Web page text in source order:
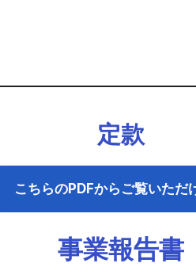
定款
こちらのPDFからご覧いただ
事業報告書